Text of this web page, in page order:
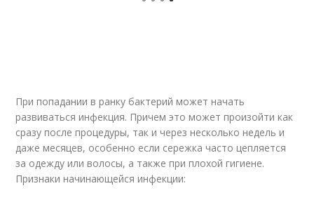
При попадании в ранку бактерий может начать
развиваться инфекция. Причем это может произойти как
сразу после процедуры, так и через несколько недель и
даже месяцев, особенно если сережка часто цепляется
за одежду или волосы, а также при плохой гигиене.
Признаки начинающейся инфекции: